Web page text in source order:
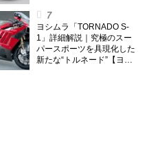
ヨシムラ「TORNADO S-
1」詳細解説｜究極のスー
パースポーツを具現化した
新たな“トルネード”【ヨシ